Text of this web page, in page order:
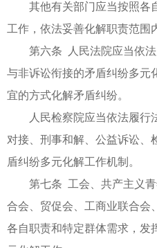
其他有关部门应当按照各
工作，依法妥善化解职责范围
第六条 人民法院应当依
与非诉讼衔接的矛盾纠纷多元
宜的方式化解矛盾纠纷。
人民检察院应当依法履行
对接、刑事和解、公益诉讼、
盾纠纷多元化解工作机制。
第七条 工会、共产主义
合会、贸促会、工商业联合会
各自职责和特定群体需求，发